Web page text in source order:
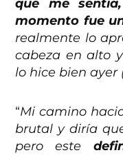
que me
momento fue
realmente lo
cabeza en alto
lo hice bien ayer
“Mi camino
brutal y diría
pero este